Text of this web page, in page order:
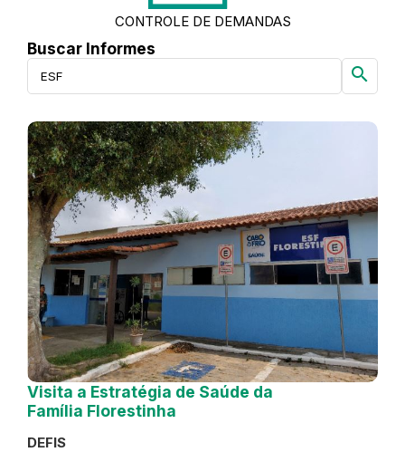
CONTROLE DE DEMANDAS
Buscar Informes
search
Visita a Estratégia de Saúde da
Família Florestinha
DEFIS